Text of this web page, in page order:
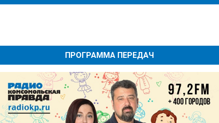
ПРОГРАММА ПЕРЕДАЧ